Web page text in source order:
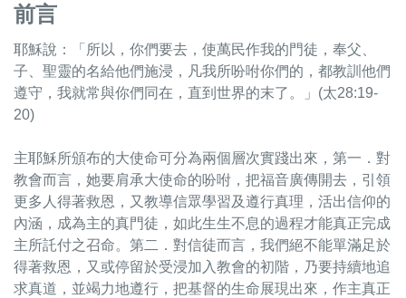
前言
耶穌說：「所以，你們要去，使萬民作我的門徒，奉父、
子、聖靈的名給他們施浸，凡我所吩咐你們的，都教訓他們
遵守，我就常與你們同在，直到世界的末了。」(太28:19-
20)
主耶穌所頒布的大使命可分為兩個層次實踐出來，第一．對
教會而言，她要肩承大使命的吩咐，把福音廣傳開去，引領
更多人得著救恩，又教導信眾學習及遵行真理，活出信仰的
內涵，成為主的真門徒，如此生生不息的過程才能真正完成
主所託付之召命。第二．對信徒而言，我們絕不能單滿足於
得著救恩，又或停留於受浸加入教會的初階，乃要持續地追
求真道，並竭力地遵行，把基督的生命展現出來，作主真正